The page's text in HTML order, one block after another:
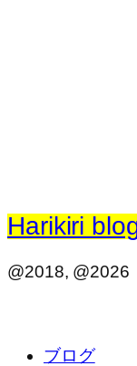
Harikiri
@2018, @2026
ブログ